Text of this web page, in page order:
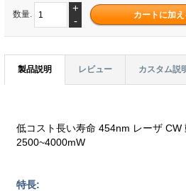
数量.
+
-
製品説明 レビュー カスタム説
低コスト長い寿命 454nm レーザ CW
2500~4000mW
特長: